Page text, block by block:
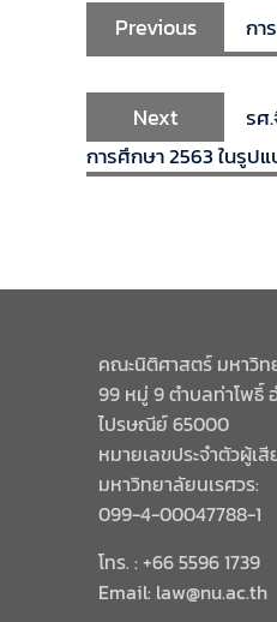
Previous กา
Next
รศ
การศึกษา 2563 ในรูป
คณะนิติศาสตร์ มหาวิท
99 หมู่ 9 ตำบลท่าโพธิ์
ไปรษณีย์ 65000
หมายเลขประจำตัวผู้เ
มหาวิทยาลัยนเรศวร:
099-4-00047788-1
โทร. : +66 5596 1739
Email: law@nu.ac.th